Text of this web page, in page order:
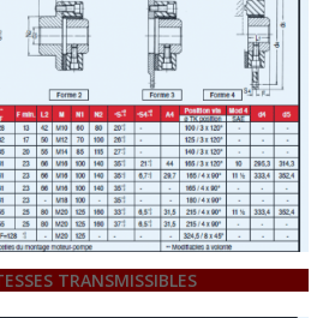
TRANSMISSIBLES